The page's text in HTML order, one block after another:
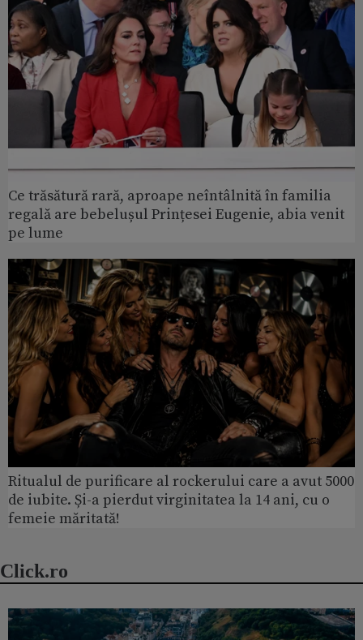
Ce trăsătură rară, aproape neîntâlnită în familia
regală are bebelușul Prințesei Eugenie, abia venit
pe lume
Ritualul de purificare al rockerului care a avut 5000
de iubite. Și-a pierdut virginitatea la 14 ani, cu o
femeie măritată!
Click.ro